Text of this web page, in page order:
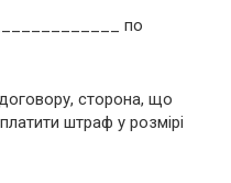
по
сторона, що
штраф у розмірі